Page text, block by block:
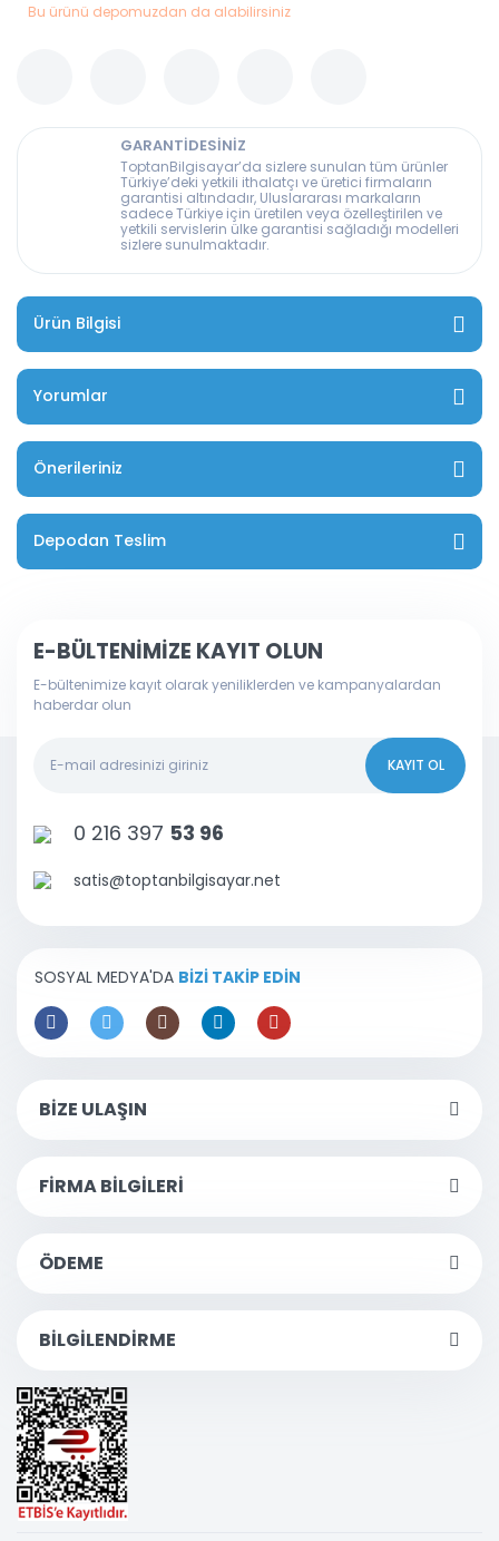
Bu ürünü depomuzdan da alabilirsiniz
GARANTİDESİNİZ
ToptanBilgisayar’da sizlere sunulan tüm ürünler
Türkiye’deki yetkili ithalatçı ve üretici firmaların
garantisi altındadır, Uluslararası markaların
sadece Türkiye için üretilen veya özelleştirilen ve
yetkili servislerin ülke garantisi sağladığı modelleri
sizlere sunulmaktadır.
Ürün Bilgisi
Yorumlar
Önerileriniz
Depodan Teslim
E-BÜLTENİMİZE KAYIT OLUN
E-bültenimize kayıt olarak yeniliklerden ve kampanyalardan
haberdar olun
KAYIT OL
0 216 397 53 96
satis@toptanbilgisayar.net
SOSYAL MEDYA'DA BİZİ TAKİP EDİN
BİZE ULAŞIN
FİRMA BİLGİLERİ
ÖDEME
BİLGİLENDİRME